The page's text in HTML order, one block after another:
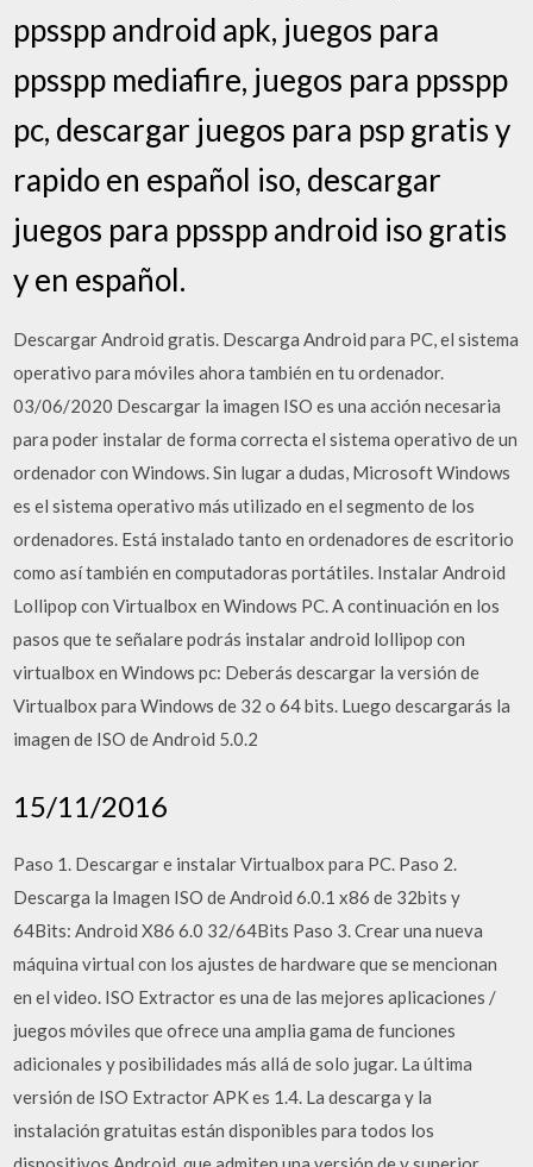
ppsspp android apk, juegos para
ppsspp mediafire, juegos para ppsspp
pc, descargar juegos para psp gratis y
rapido en español iso, descargar
juegos para ppsspp android iso gratis
y en español.
Descargar Android gratis. Descarga Android para PC, el sistema
operativo para móviles ahora también en tu ordenador.
03/06/2020 Descargar la imagen ISO es una acción necesaria
para poder instalar de forma correcta el sistema operativo de un
ordenador con Windows. Sin lugar a dudas, Microsoft Windows
es el sistema operativo más utilizado en el segmento de los
ordenadores. Está instalado tanto en ordenadores de escritorio
como así también en computadoras portátiles. Instalar Android
Lollipop con Virtualbox en Windows PC. A continuación en los
pasos que te señalare podrás instalar android lollipop con
virtualbox en Windows pc: Deberás descargar la versión de
Virtualbox para Windows de 32 o 64 bits. Luego descargarás la
imagen de ISO de Android 5.0.2
15/11/2016
Paso 1. Descargar e instalar Virtualbox para PC. Paso 2.
Descarga la Imagen ISO de Android 6.0.1 x86 de 32bits y
64Bits: Android X86 6.0 32/64Bits Paso 3. Crear una nueva
máquina virtual con los ajustes de hardware que se mencionan
en el video. ISO Extractor es una de las mejores aplicaciones /
juegos móviles que ofrece una amplia gama de funciones
adicionales y posibilidades más allá de solo jugar. La última
versión de ISO Extractor APK es 1.4. La descarga y la
instalación gratuitas están disponibles para todos los